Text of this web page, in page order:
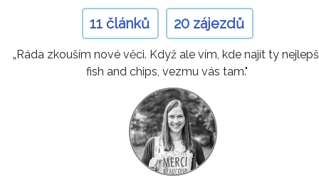
11 článků 20 zájezdů
„Ráda zkouším nové věci. Když ale vím, kde najít ty
fish and chips, vezmu vás tam."